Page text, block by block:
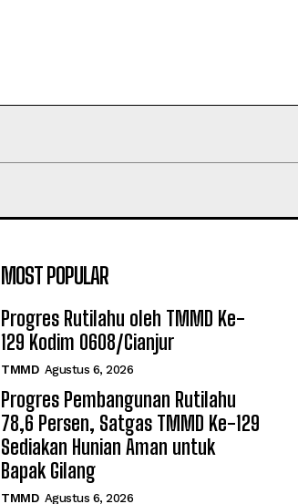
MOST POPULAR
Progres Rutilahu oleh TMMD Ke-
129 Kodim 0608/Cianjur
TMMD Agustus 6, 2026
Progres Pembangunan Rutilahu
78,6 Persen, Satgas TMMD Ke-129
Sediakan Hunian Aman untuk
Bapak Gilang
TMMD Agustus 6, 2026